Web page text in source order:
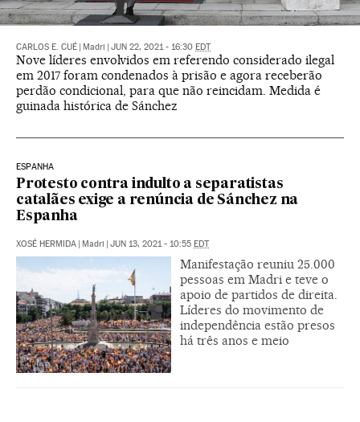
CARLOS E. CUÉ Madri JUN 22, 2021 - 16:30 EDT
Nove líderes envolvidos em referendo considerado ilegal
em 2017 foram condenados à prisão e agora receberão
perdão condicional, para que não reincidam. Medida é
guinada histórica de Sánchez
ESPANHA
Protesto contra indulto a separatistas
catalães exige a renúncia de Sánchez na
Espanha
XOSÉ HERMIDA Madri JUN 13, 2021 - 10:55 EDT
Manifestação reuniu 25.000
pessoas em Madri e teve o
apoio de partidos de direita.
Líderes do movimento de
independência estão presos
há três anos e meio